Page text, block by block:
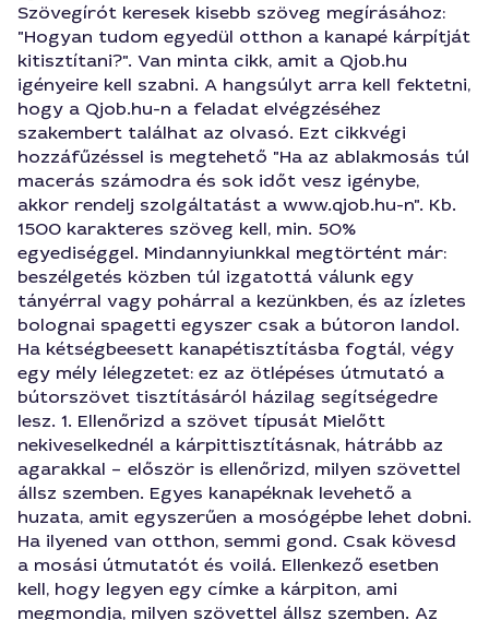
Szövegírót keresek kisebb szöveg megírásához:
"Hogyan tudom egyedül otthon a kanapé kárpítját
kitisztítani?". Van minta cikk, amit a Qjob.hu
igényeire kell szabni. A hangsúlyt arra kell fektetni,
hogy a Qjob.hu-n a feladat elvégzéséhez
szakembert találhat az olvasó. Ezt cikkvégi
hozzáfűzéssel is megtehető "Ha az ablakmosás túl
macerás számodra és sok időt vesz igénybe,
akkor rendelj szolgáltatást a www.qjob.hu-n". Kb.
1500 karakteres szöveg kell, min. 50%
egyediséggel. Mindannyiunkkal megtörtént már:
beszélgetés közben túl izgatottá válunk egy
tányérral vagy pohárral a kezünkben, és az ízletes
bolognai spagetti egyszer csak a bútoron landol.
Ha kétségbeesett kanapétisztításba fogtál, végy
egy mély lélegzetet: ez az ötlépéses útmutató a
bútorszövet tisztításáról házilag segítségedre
lesz. 1. Ellenőrizd a szövet típusát Mielőtt
nekiveselkednél a kárpittisztításnak, hátrább az
agarakkal – először is ellenőrizd, milyen szövettel
állsz szemben. Egyes kanapéknak levehető a
huzata, amit egyszerűen a mosógépbe lehet dobni.
Ha ilyened van otthon, semmi gond. Csak kövesd
a mosási útmutatót és voilá. Ellenkező esetben
kell, hogy legyen egy címke a kárpiton, ami
megmondja, milyen szövettel állsz szemben. Az